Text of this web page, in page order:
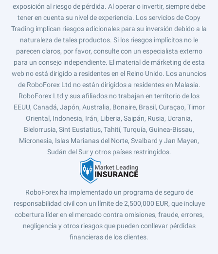
exposición al riesgo de pérdida. Al operar o invertir, siempre debe
tener en cuenta su nivel de experiencia. Los servicios de Copy
Trading implican riesgos adicionales para su inversión debido a la
naturaleza de tales productos. Si los riesgos implícitos no le
parecen claros, por favor, consulte con un especialista externo
para un consejo independiente. El material de márketing de esta
web no está dirigido a residentes en el Reino Unido. Los anuncios
de RoboForex Ltd no están dirigidos a residentes en Malasia.
RoboForex Ltd y sus afiliados no trabajan en territorio de los
EEUU, Canadá, Japón, Australia, Bonaire, Brasil, Curaçao, Timor
Oriental, Indonesia, Irán, Liberia, Saipán, Rusia, Ucrania,
Bielorrusia, Sint Eustatius, Tahití, Turquía, Guinea-Bissau,
Micronesia, Islas Marianas del Norte, Svalbard y Jan Mayen,
Sudán del Sur y otros países restringidos.
RoboForex ha implementado un programa de seguro de
responsabilidad civil con un límite de 2,500,000 EUR, que incluye
cobertura líder en el mercado contra omisiones, fraude, errores,
negligencia y otros riesgos que pueden conllevar pérdidas
financieras de los clientes.